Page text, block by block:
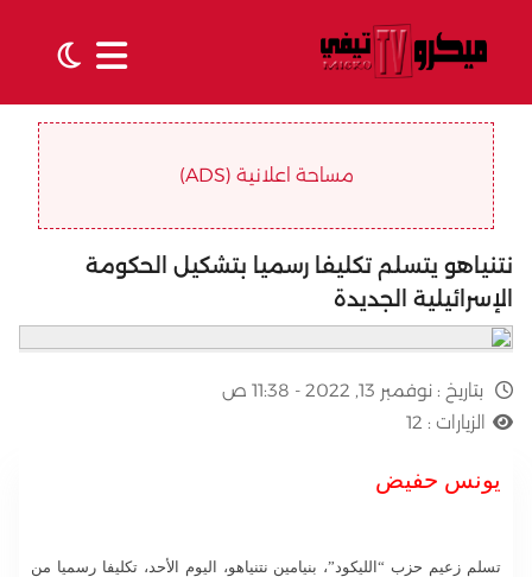
مساحة اعلانية (ADS)
نتنياهو يتسلم تكليفا رسميا بتشكيل الحكومة
الإسرائيلية الجديدة
بتاريخ : نوفمبر 13, 2022 - 11:38 ص
الزيارات : 12
يونس حفيض
تسلم زعيم حزب “الليكود”، بنيامين نتنياهو، اليوم الأحد، تكليفا رسميا من